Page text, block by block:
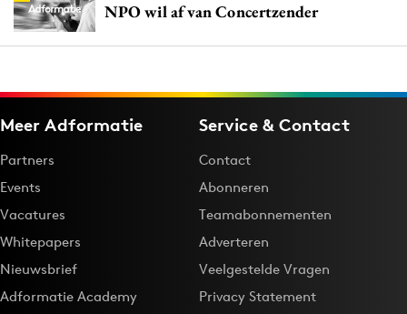
NPO wil af van Concertzender
Meer Adformatie
Partners
Events
Vacatures
Whitepapers
Nieuwsbrief
Adformatie Academy
Service & Contact
Contact
Abonneren
Teamabonnementen
Adverteren
Veelgestelde Vragen
Privacy Statement